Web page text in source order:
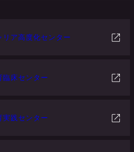
リア高度化センター
臨床センター
実践センター